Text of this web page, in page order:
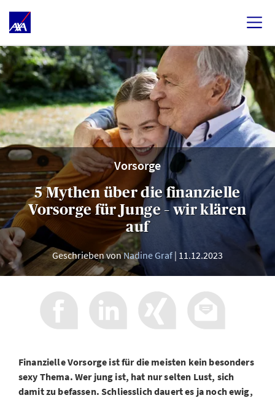
Vorsorge
5 Mythen über die finanzielle
Vorsorge für Junge – wir klären
auf
Geschrieben vonNadine Graf 11.12.2023
Finanzielle Vorsorge ist für die meisten kein besonders
sexy Thema. Wer jung ist, hat nur selten Lust, sich
damit zu befassen. Schliesslich dauert es ja noch ewig,